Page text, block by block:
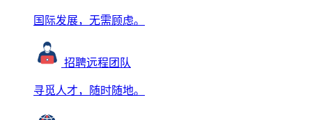
国际发展，无需顾虑。
招聘远程团队
寻觅人才，随时随地。